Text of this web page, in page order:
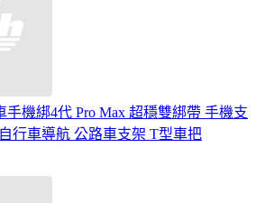
手機綁4代 Pro Max 超穩雙綁帶 手機支
行車導航 公路車支架 T型車把